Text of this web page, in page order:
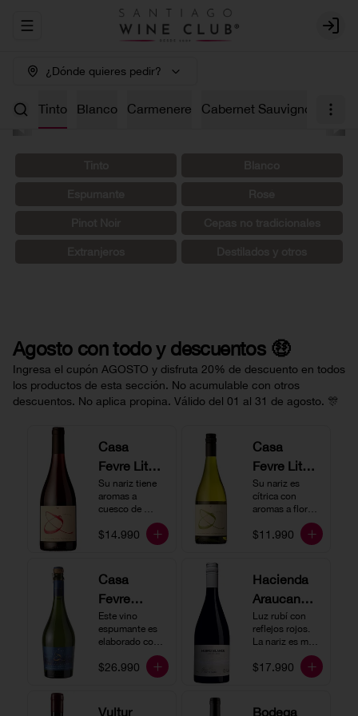
Abrir menu de navegación Login
¿Dónde quieres pedir?
🤑 Tinto Blanco Carmenere Cabernet Sauvignon
Agosto con todo y descuentos 🤑
Ingresa el cupón AGOSTO y disfruta 20% de descuento en todos
los productos de esta sección. No acumulable con otros
descuentos. No aplica propina. Válido del 01 al 31 de agosto. 🎊
Casa
Fevre Little
Quino
Pinot Noir
Su nariz tiene
aromas a
cuesco de
frambuesa. En
boca tiene una
es un vino muy
vertical. Ideal
para beberlo
más frío como
acompañado de
$14.990
Casa
Fevre Little
Quino
Sauvignon
Su nariz es
cítrica con
aromas a flores
blancas y lima.
En boca tiene
vertical y de
persistencia
media. Ideal
para acompañar
con ostras.
$11.990
Casa
Fevre
Quino
Espumant
Este vino
espumante es
elaborado con
tradicional y se
produce a partir
Chardonnay y
$26.990
Hacienda
Araucano-
Lurton
Humo
Gran
Luz rubí con
reflejos rojos.
La nariz es muy
expresiva con
notas de fresa y
rico y redondo
$17.990
Vultur
Bodega